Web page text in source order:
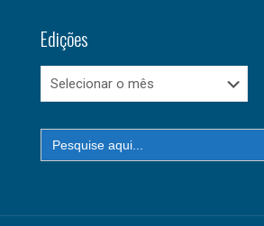
Edições
Edições
Search
for: